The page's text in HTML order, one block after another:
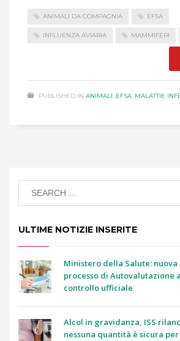
ANIMALI DA COMPAGNIA EFSA
INFLUENZA AVIARIA MAMMIFERI
PUBLISHED IN ANIMALI, EFSA, MALATTIE
ULTIME NOTIZIE INSERITE
Ministero della Salute: nuova
processo di Autovalutazione
controllo ufficiale
Alcol in gravidanza, ISS
nessuna quantità è sicura